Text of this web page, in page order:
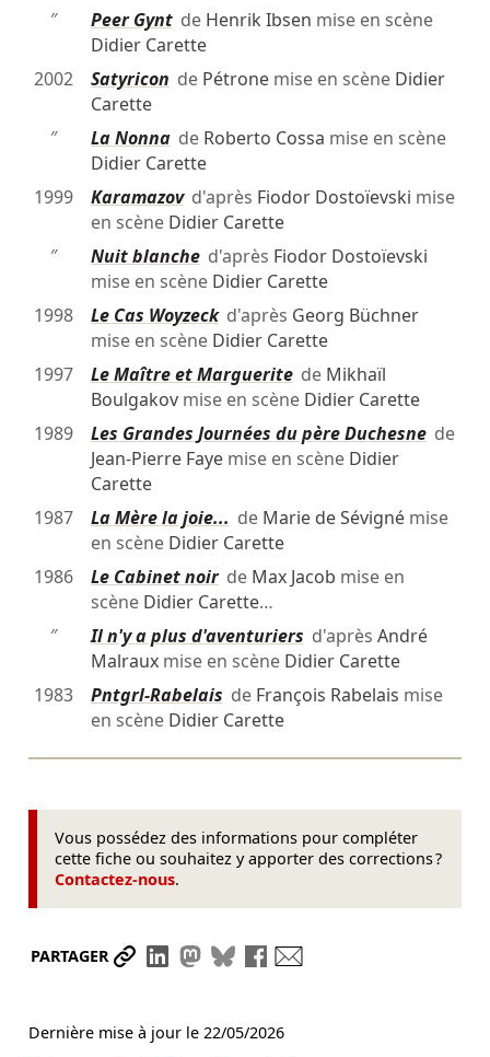
″
Peer Gyntde Henrik Ibsen mise en scène
Didier Carette
2002
Satyricon de Pétronemise en scène Didier
Carette
″
La Nonnade Roberto Cossa mise en scène
Didier Carette
1999
Karamazovd'après Fiodor Dostoïevski mise
en scène Didier Carette
″
Nuit blanched'après Fiodor Dostoïevski
mise en scène Didier Carette
1998
Le Cas Woyzeckd'après Georg Büchner
mise en scène Didier Carette
1997
Le Maître et Margueritede Mikhaïl
Boulgakovmise en scène Didier Carette
1989
Les Grandes Journées du père Duchesnede
Jean-Pierre Fayemise en scène Didier
Carette
1987
La Mère la joie... de Marie de Sévignémise
en scène Didier Carette
1986
Le Cabinet noirde Max Jacob mise en
scène Didier Carette…
″
Il n'y a plus d'aventuriers d'après André
Malrauxmise en scène Didier Carette
1983
Pntgrl-Rabelais de François Rabelais mise
en scène Didier Carette
Vous possédez des informations pour compléter
cette fiche ou souhaitez y apporter des corrections ?
Contactez-nous.
PARTAGER Partager le lien
Partager sur LinkedIn
Partager sur Mastodon
Partager sur Bluesky
Partager sur Facebook
Dernière mise à jour le 22/05/2026